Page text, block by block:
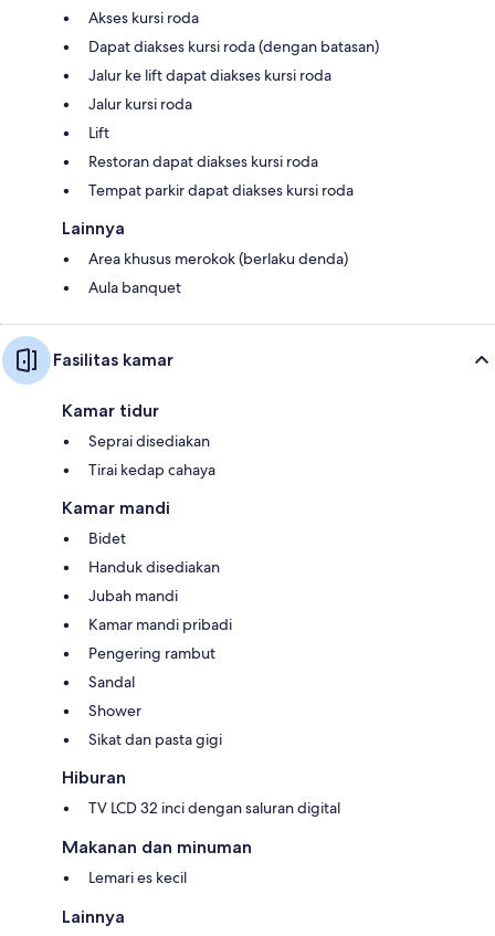
Akses kursi roda
Dapat diakses kursi roda (dengan batasan)
Jalur ke lift dapat diakses kursi roda
Jalur kursi roda
Lift
Restoran dapat diakses kursi roda
Tempat parkir dapat diakses kursi roda
Lainnya
Area khusus merokok (berlaku denda)
Aula banquet
Fasilitas kamar
Kamar tidur
Seprai disediakan
Tirai kedap cahaya
Kamar mandi
Bidet
Handuk disediakan
Jubah mandi
Kamar mandi pribadi
Pengering rambut
Sandal
Shower
Sikat dan pasta gigi
Hiburan
TV LCD 32 inci dengan saluran digital
Makanan dan minuman
Lemari es kecil
Lainnya